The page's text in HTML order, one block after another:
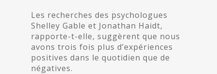
Les recherches des psychologues
Shelley Gable et Jonathan Haidt,
rapporte-t-elle, suggèrent que nous
avons trois fois plus d’expériences
positives dans le quotidien que de
négatives.